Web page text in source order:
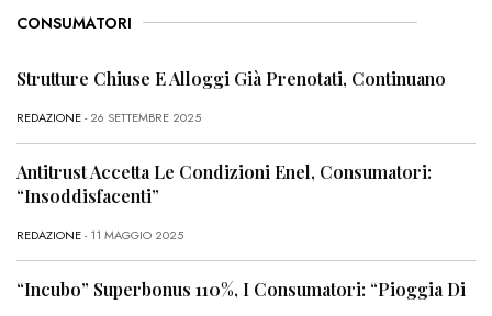
CONSUMATORI
Strutture Chiuse E Alloggi Già Prenotati, Continuano
REDAZIONE- 26 SETTEMBRE 2025
Antitrust Accetta Le Condizioni Enel, Consumatori:
“Insoddisfacenti”
REDAZIONE- 11 MAGGIO 2025
“Incubo” Superbonus 110%, I Consumatori: “Pioggia Di